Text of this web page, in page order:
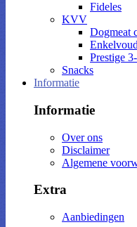
Fideles
KVV
Dogmeat
Prestige
Snacks
Informatie
Informatie
Over ons
Disclaimer
Algemene
Extra
Aanbiedingen